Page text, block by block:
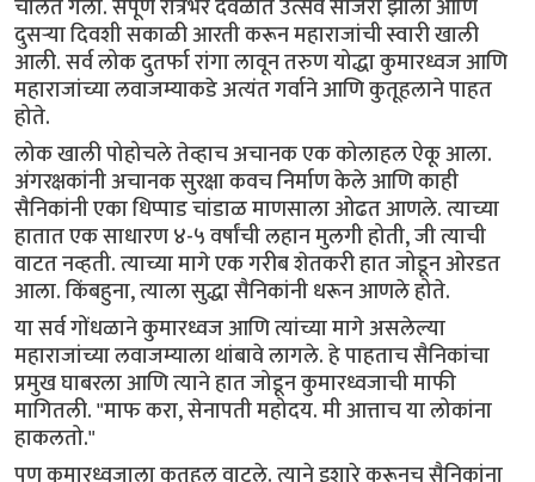
चालत गेला. संपूर्ण रात्रभर देवळात उत्सव साजरा झाला आणि
दुसऱ्या दिवशी सकाळी आरती करून महाराजांची स्वारी खाली
आली. सर्व लोक दुतर्फा रांगा लावून तरुण योद्धा कुमारध्वज आणि
महाराजांच्या लवाजम्याकडे अत्यंत गर्वाने आणि कुतूहलाने पाहत
होते.
लोक खाली पोहोचले तेव्हाच अचानक एक कोलाहल ऐकू आला.
अंगरक्षकांनी अचानक सुरक्षा कवच निर्माण केले आणि काही
सैनिकांनी एका धिप्पाड चांडाळ माणसाला ओढत आणले. त्याच्या
हातात एक साधारण ४-५ वर्षांची लहान मुलगी होती, जी त्याची
वाटत नव्हती. त्याच्या मागे एक गरीब शेतकरी हात जोडून ओरडत
आला. किंबहुना, त्याला सुद्धा सैनिकांनी धरून आणले होते.
या सर्व गोंधळाने कुमारध्वज आणि त्यांच्या मागे असलेल्या
महाराजांच्या लवाजम्याला थांबावे लागले. हे पाहताच सैनिकांचा
प्रमुख घाबरला आणि त्याने हात जोडून कुमारध्वजाची माफी
मागितली. "माफ करा, सेनापती महोदय. मी आत्ताच या लोकांना
हाकलतो."